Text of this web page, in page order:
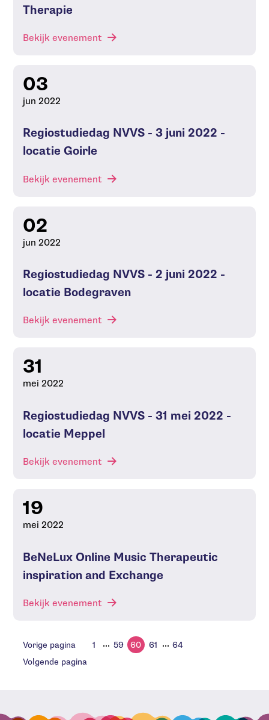
Therapie
Bekijk evenement
03
jun 2022
Regiostudiedag NVVS - 3 juni 2022 -
locatie Goirle
Bekijk evenement
02
jun 2022
Regiostudiedag NVVS - 2 juni 2022 -
locatie Bodegraven
Bekijk evenement
31
mei 2022
Regiostudiedag NVVS - 31 mei 2022 -
locatie Meppel
Bekijk evenement
19
mei 2022
BeNeLux Online Music Therapeutic
inspiration and Exchange
Bekijk evenement
Vorige pagina 1 ... 59 60 61 ... 64
Volgende pagina
Bezoek